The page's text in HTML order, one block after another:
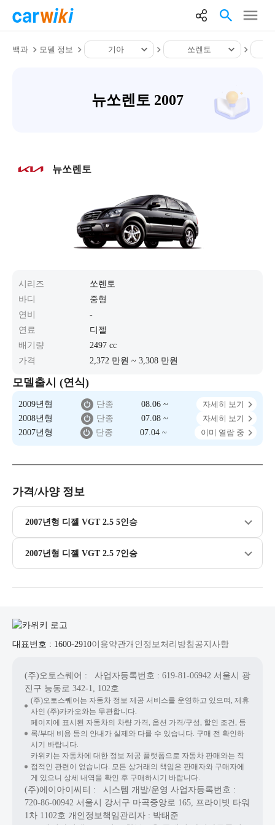
백과 모델 정보 기아 쏘렌토
뉴쏘렌토 2007
뉴쏘렌토
시리즈
쏘렌토
바디
중형
연비
-
연료
디젤
배기량
2497 cc
가격
2,372 만원 ~ 3,308 만원
모델출시 (연식)
2009년형 단종 08.06 ~
자세히 보기
2008년형
단종 07.08 ~
자세히 보기
2007년형
단종 07.04 ~ 이미 열람 중
가격/사양 정보
2007년형 디젤 VGT 2.5 5인승
2007년형 디젤 VGT 2.5 7인승
대표번호 : 1600-2910이용약관개인정보처리방침 공지사항
(주)오토스퀘어 : 사업자등록번호 : 619-81-06942 서울시 광
진구 능동로 342-1, 102호
(주)오토스퀘어는 자동차 정보 제공 서비스를 운영하고 있으며, 제휴
사인 (주)카카오와는 무관합니다.
페이지에 표시된 자동차의 차량 가격, 옵션 가격/구성, 할인 조건, 등
록/부대 비용 등의 안내가 실제와 다를 수 있습니다. 구매 전 확인하
시기 바랍니다.
카위키는 자동차에 대한 정보 제공 플랫폼으로 자동차 판매와는 직
접적인 관련이 없습니다. 모든 상거래의 책임은 판매자와 구매자에
게 있으니 상세 내역을 확인 후 구매하시기 바랍니다.
(주)에이아이씨티 : 시스템 개발/운영 사업자등록번호 :
720-86-00942 서울시 강서구 마곡중앙로 165, 프라이빗 타워
1차 1102호 개인정보책임관리자 : 박태준